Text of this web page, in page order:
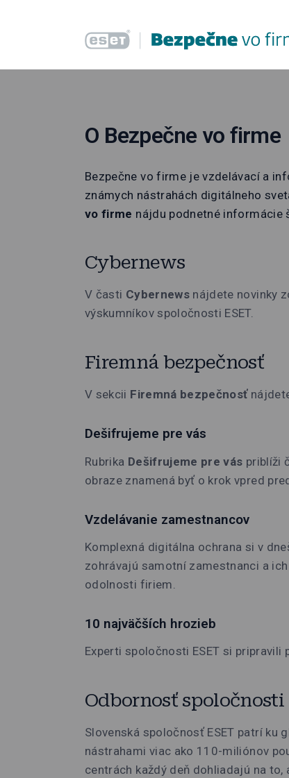
O Bezpečne vo firme
Bezpečne vo firme je vzdelávací a
známych nástrahách digitálneho
vo firme nájdu podnetné informácie
Cybernews
V časti Cybernews nájdete novinky
výskumníkov spoločnosti ESET.
Firemná bezpečnosť
V sekcii Firemná bezpečnosť
Dešifrujeme pre vás
Rubrika Dešifrujeme pre vás priblíži
obraze znamená byť o krok vpred
Vzdelávanie zamestnancov
Komplexná digitálna ochrana si v
zohrávajú samotní zamestnanci a
odolnosti firiem.
10 najväčších hrozieb
Experti spoločnosti ESET si
Odbornosť spoločnosti
Slovenská spoločnosť ESET patrí
nástrahami viac ako 110-miliónov
centrách každý deň dohliadajú na